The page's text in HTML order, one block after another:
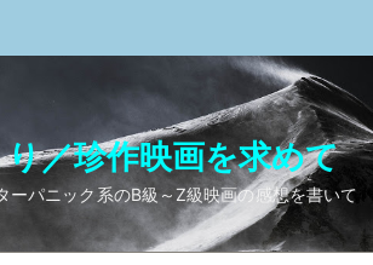
／珍作映画を求めて
ーパニック系のB級～Z級映画の感想を書いて